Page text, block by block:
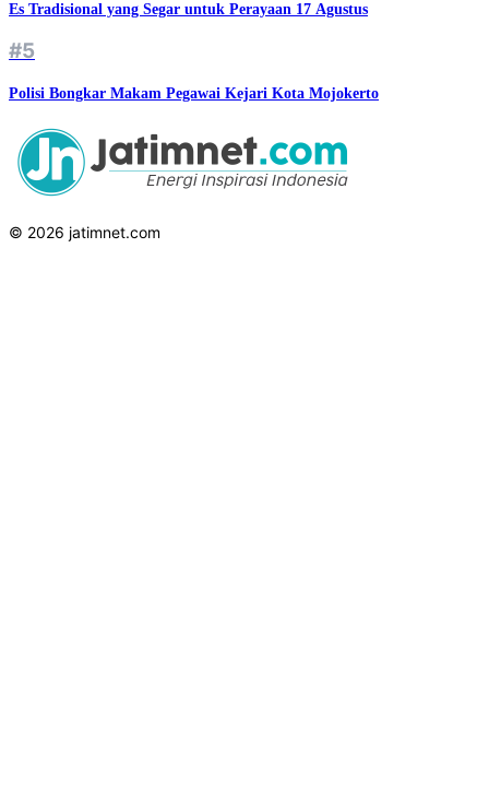
Es Tradisional yang Segar untuk Perayaan 17 Agustus
#5
Polisi Bongkar Makam Pegawai Kejari Kota Mojokerto
© 2026 jatimnet.com